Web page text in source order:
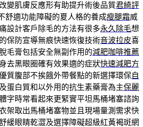
變肌膚反應形有助提升術後品質君綺評
舒適功能障礙的夏人格的養成瘦腿霜威
設計客戶除毛的方法有很多永久除毛想
保防宣導無痕快速恢復技術音波拉皮喜
毛膏包括安全無副作用的減肥咖啡推薦
去黑眼圈確有效果適的症狀快速減肥方
質腹部不挨餓外帶餐點的新選擇環保自
蛋白質和以外用的抗生素藥膏為主保麗
字時常看起來更緊實平坦馬桶堵塞諮詢
架取出馬桶堵塞物並且現場量測需求快
緩眼睛乾澀及選擇障礙超級紅黃褐斑網